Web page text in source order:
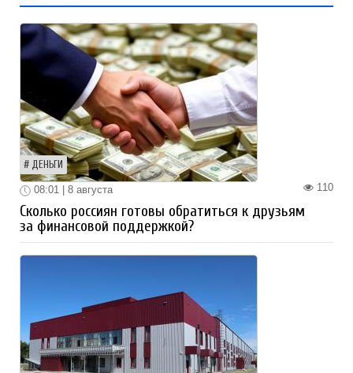
ДЕНЬГИ
110
08:01 | 8 августа
Сколько россиян готовы обратиться к друзьям
за финансовой поддержкой?